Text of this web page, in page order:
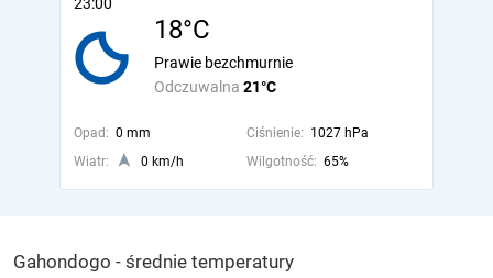
18°C
Odczuwalna 21°C
Prawie bezchmurnie
Opad: 0 mm Ciśnienie: 1027 hPa
Wiatr:
0 km/h Wilgotność: 65%
Gahondogo - średnie temperatury